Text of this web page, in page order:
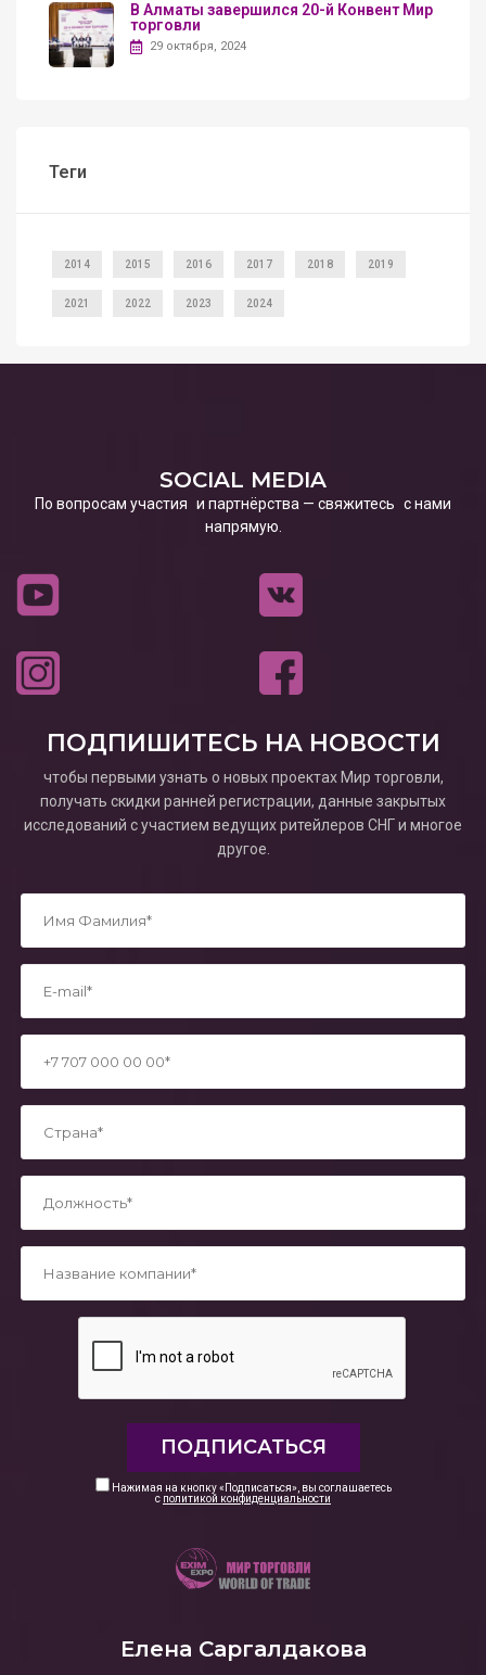
В Алматы завершился 20-й Конвент Мир
торговли
29 октября, 2024
Теги
2014 2015 2016 2017 2018 2019
2021 2022 2023 2024
SOCIAL MEDIA
По вопросам участия и партнёрства — свяжитесь с нами
напрямую.
ПОДПИШИТЕСЬ НА НОВОСТИ
чтобы первыми узнать о новых проектах Мир торговли,
получать скидки ранней регистрации, данные закрытых
исследований с участием ведущих ритейлеров СНГ и многое
другое.
Нажимая на кнопку «Подписаться», вы соглашаетесь
с политикой конфиденциальности
Елена Саргалдакова